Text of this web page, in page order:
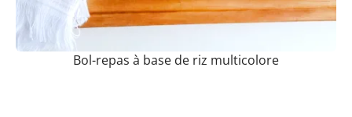
Bol-repas à base de riz multicolore